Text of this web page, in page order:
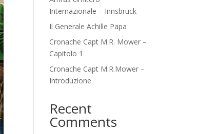
Internazionale – Innsbruck
Il Generale Achille Papa
Cronache Capt M.R. Mower –
Capitolo 1
Cronache Capt M.R.Mower –
Introduzione
Recent
Comments